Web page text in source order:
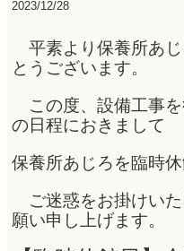
2023/12/28
平素より保養所あ
とうございます。
この度、設備工事
の日程におきまして
保養所あじろを臨時
ご迷惑をお掛けい
願い申し上げます。